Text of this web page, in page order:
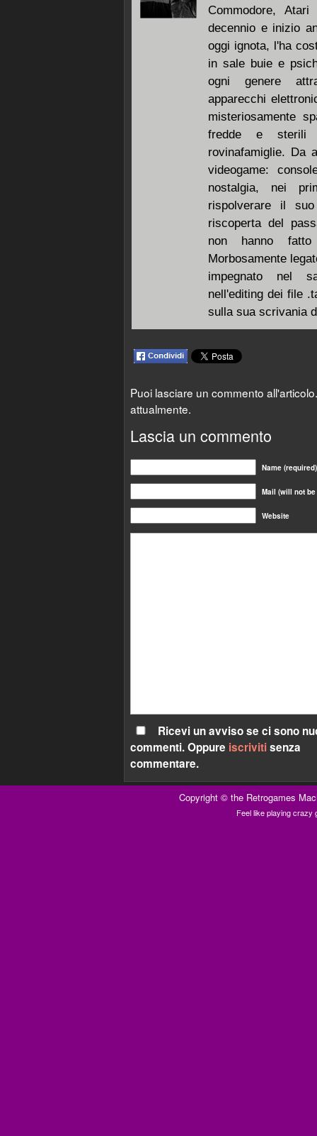
Commodore,
decennio e inizio
oggi ignota, l'ha
in sale buie e
ogni genere
apparecchi
misteriosamente
fredde e sterili
rovinafamiglie. Da
videogame:
nostalgia, nei
rispolverare il
riscoperta del
non hanno
Morbosamente
impegnato nel
nell'editing dei file
sulla sua scrivania
Puoi lasciare un commento
attualmente.
Lascia un commento
Name (required)
Mail (will not
Website
Ricevi un avviso se ci sono
commenti. Oppure iscrivitisenza
commentare.
Copyright ©the Retrogames
Feel like playing